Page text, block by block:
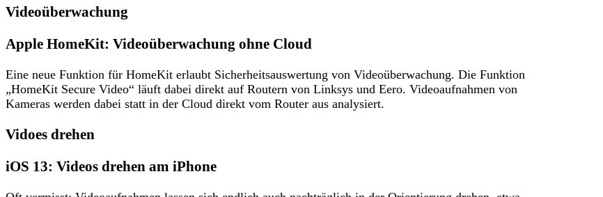
Videoüberwachung
Apple HomeKit: Videoüberwachung ohne Cloud
Eine neue Funktion für HomeKit erlaubt Sicherheitsauswertung von Videoüberwachung. Die Funktion
„HomeKit Secure Video“ läuft dabei direkt auf Routern von Linksys und Eero. Videoaufnahmen von
Kameras werden dabei statt in der Cloud direkt vom Router aus analysiert.
Vidoes drehen
iOS 13: Videos drehen am iPhone